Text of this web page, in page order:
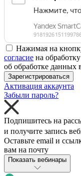
Нажимая на
согласие на
об обработке данных
Зарегистрироваться
Активация аккаунта
Забыли пароль?
Подпишитесь на
и получите запись
Оставьте email и
вам на почту
Показать вебинары